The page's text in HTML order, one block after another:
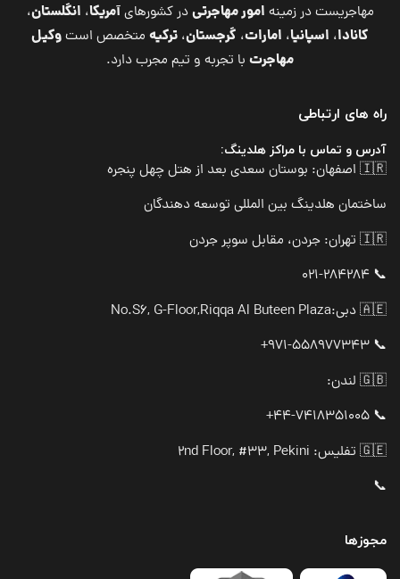
مهاجریست در زمینه امور مهاجرتیدر کشورهایآمریکا، انگلستان،
کانادا، اسپانیا، امارات، گرجستان، ترکیه متخصص استوکیل
مهاجرت با تجربه و تیم مجرب دارد.
راه های ارتباطی
آدرس و تماس با مراکز هلدینگ:
🇮🇷 اصفهان: بوستان سعدی بعد از هتل چهل پنجره
ساختمان هلدینگ بین المللی توسعه دهندگان
🇮🇷 تهران: جردن، مقابل سوپر جردن
📞 021-284284
🇦🇪 دبی:
No.S6, G-Floor,Riqqa Al Buteen Plaza
📞 971-558977343+
🇬🇧 لندن:
📞 44-7418351005+
🇬🇪 تفلیس: 2nd Floor, #33, Pekini
📞
مجوزها